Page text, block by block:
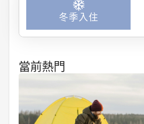
冬季入住
當前熱門